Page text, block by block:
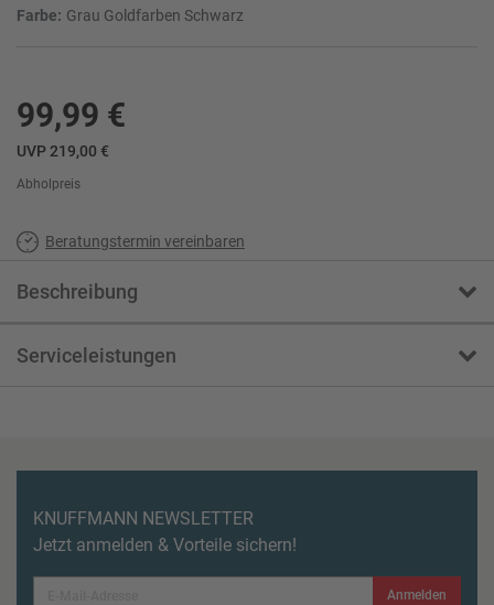
Farbe: Grau Goldfarben Schwarz
99,99 €
UVP 219,00 €
Abholpreis
Beratungstermin vereinbaren
Beschreibung
Serviceleistungen
KNUFFMANN NEWSLETTER
Jetzt anmelden & Vorteile sichern!
Anmelden